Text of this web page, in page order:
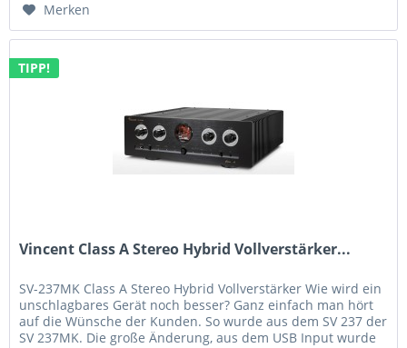
Merken
TIPP!
Vincent Class A Stereo Hybrid Vollverstärker...
SV-237MK Class A Stereo Hybrid Vollverstärker Wie wird ein
unschlagbares Gerät noch besser? Ganz einfach man hört
auf die Wünsche der Kunden. So wurde aus dem SV 237 der
SV 237MK. Die große Änderung, aus dem USB Input wurde